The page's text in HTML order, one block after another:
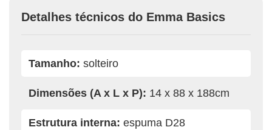
Detalhes técnicos do Emma Basics
Tamanho: solteiro
Dimensões (A x L x P): 14 x 88 x 188cm
Estrutura interna: espuma D28